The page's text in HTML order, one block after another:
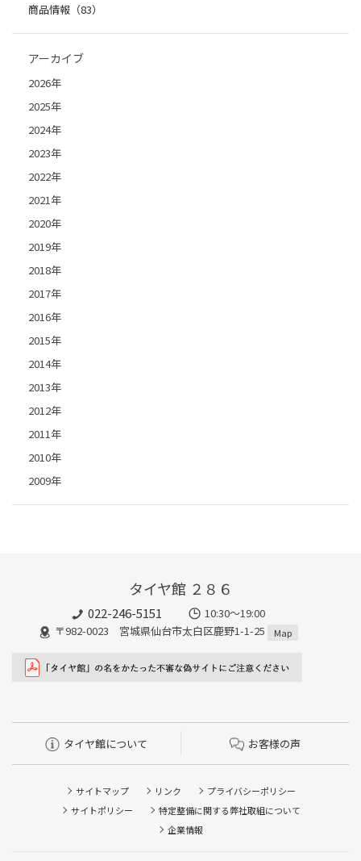
商品情報（83）
アーカイブ
2026年
2025年
2024年
2023年
2022年
2021年
2020年
2019年
2018年
2017年
2016年
2015年
2014年
2013年
2012年
2011年
2010年
2009年
タイヤ館 ２８６
022-246-5151
10:30～19:00
〒982-0023 宮城県仙台市太白区鹿野1-1-25
Map
タイヤ館について お客様の声
サイトマップ リンク
プライバシーポリシー
サイトポリシー
特定整備に関する弊社取組について
企業情報